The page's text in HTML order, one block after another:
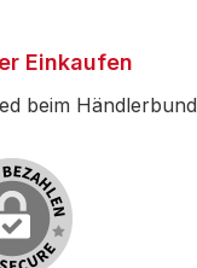
Einkaufen
beim Händlerbund